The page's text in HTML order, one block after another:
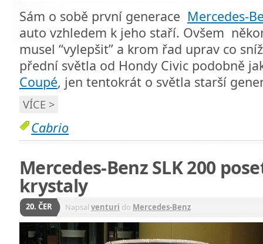
Sám o sobě první generace Mercedes-
auto vzhledem k jeho staří. Ovšem
musel “vylepšit” a krom řad uprav co
přední světla od Hondy Civic podobně
Coupé, jen tentokrát o světla starší
VÍCE >
Cabrio
Mercedes-Benz SLK 200
krystaly
20. ČER Napsal venturi do Mercedes-Benz